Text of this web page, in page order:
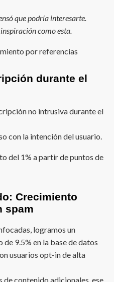
que podría interesarte.
como esta.
por referencias
durante el
no intrusiva durante el
con la intención del usuario.
del 1% a partir de puntos de
Crecimiento
spam
logramos un
9.5% en la base de datos
usuarios opt-in de alta
contenido adicionales, ese